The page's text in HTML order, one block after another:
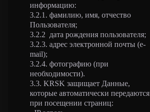
информацию:
3.2.1. фамилию, имя, отчество
Пользователя;
3.2.2 дата рождения пользователя;
3.2.3. адрес электронной почты (e-
mail);
3.2.4. фотографию (при
необходимости).
3.3. KRSK защищает Данные,
которые автоматически передаются
при посещении страниц: